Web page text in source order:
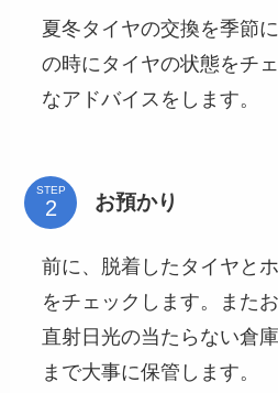
夏冬タイヤの交換を季節
の時にタイヤの状態をチ
なアドバイスをします。
STEP
お預かり
前に、脱着したタイヤと
をチェックします。また
直射日光の当たらない倉
まで大事に保管します。